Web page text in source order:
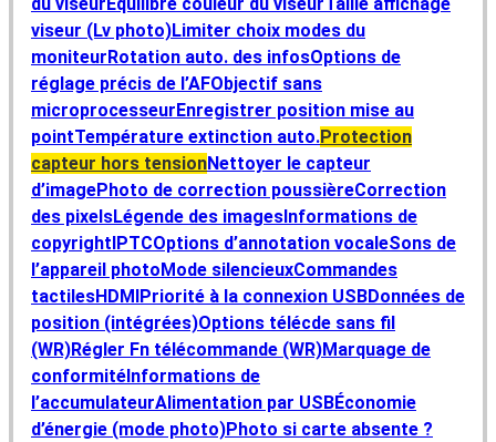
viseur (Lv photo)Limiter choix modes du
moniteurRotation auto. des infosOptions de
réglage précis de l’AFObjectif sans
microprocesseurEnregistrer position mise au
pointTempérature extinction auto.Protection
capteur hors tensionNettoyer le capteur
d’imagePhoto de correction poussièreCorrection
des pixelsLégende des imagesInformations de
copyrightIPTCOptions d’annotation vocaleSons de
l’appareil photoMode silencieuxCommandes
tactilesHDMIPriorité à la connexion USBDonnées de
position (intégrées)Options télécde sans fil
(WR)Régler Fn télécommande (WR)Marquage de
conformitéInformations de
l’accumulateurAlimentation par USBÉconomie
d’énergie (mode photo)Photo si carte absente ?